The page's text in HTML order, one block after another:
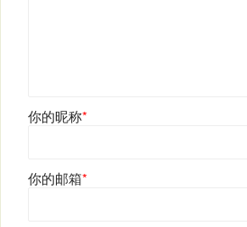
你的昵称*
你的邮箱*